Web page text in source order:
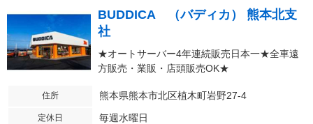
BUDDICA （バディカ） 熊本北支
社
★オートサーバー4年連続販売日本一★全車遠
方販売・業販・店頭販売OK★
住所 熊本県熊本市北区植木町岩野27-4
定休日 毎週水曜日